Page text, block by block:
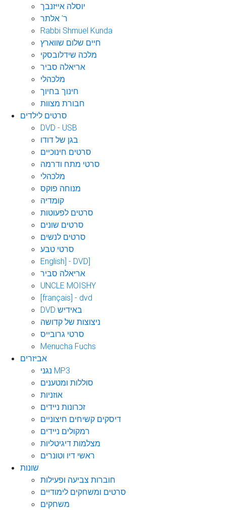
יוסלה אייזנבך
ר' אלתר
Rabbi Shmuel Kunda
חיים שלום שווארץ
מלכה שידלובסקי
אריאלה סביר
מלכהלי
חינוך בחיוך
חבורת מצוות
סרטים לילדים
DVD - USB
בגן של דודו
סרטים חינוכיים
סרטי מתח ודרמה
מלכהלי
מנוחה פוקס
קומדיה
סרטים לפעוטות
סרטים שונים
סרטים לנשים
סרטי טבע
English] - DVD]
אריאלה סביר
UNCLE MOISHY
[français] - dvd
DVD באידיש
ניצוצות של קדושה
סרטי גרובייס
Menucha Fuchs
אביזרים
נגני MP3
סוללות ומטענים
אוזניות
זכרונות ניידים
דיסקים קשיחים חיצוניים
רמקולים ניידים
מצלמות דיגיטליות
ראשי דיו וטונרים
שונות
חוברות צביעה ופעילות
סרטים ומשחקים לימודיים
משחקים